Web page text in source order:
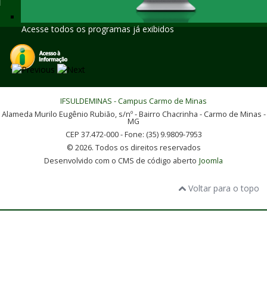
Acesse todos os programas já exibidos
IFSULDEMINAS - Campus Carmo de Minas
Alameda Murilo Eugênio Rubião, s/nº - Bairro Chacrinha - Carmo de Minas -
MG
CEP 37.472-000 - Fone: (35) 9.9809-7953
© 2026. Todos os direitos reservados
Desenvolvido com o CMS de código aberto Joomla
Voltar para o topo